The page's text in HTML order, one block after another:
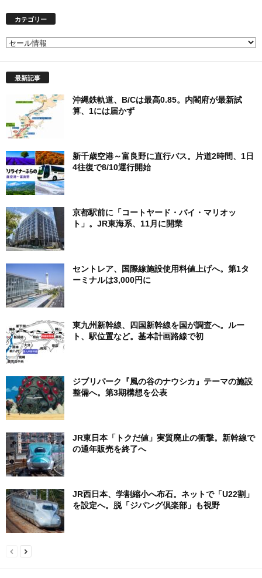
カテゴリー
カ
最新記事
沖縄鉄軌道、B/Cは最高0.85。内閣府が最新試
算、1には届かず
新千歳空港～富良野に直行バス。片道2時間、1日
4往復で8/10運行開始
京都駅前に「コートヤード・バイ・マリオッ
ト」。JR東海系、11月に開業
セントレア、国際線施設使用料値上げへ。第1タ
ーミナルは3,000円に
東九州新幹線、四国新幹線を国が調査へ。ルー
ト、駅位置など。基本計画路線で初
ジブリパーク『風の谷のナウシカ』テーマの施設
整備へ。第3期構想を公表
JR東日本「トクだ値」実質廃止の衝撃。新幹線で
の通年販売を終了へ
JR西日本、学割縮小へ布石。ネットで「U22割」
を設定へ。脱「ジパング倶楽部」も視野